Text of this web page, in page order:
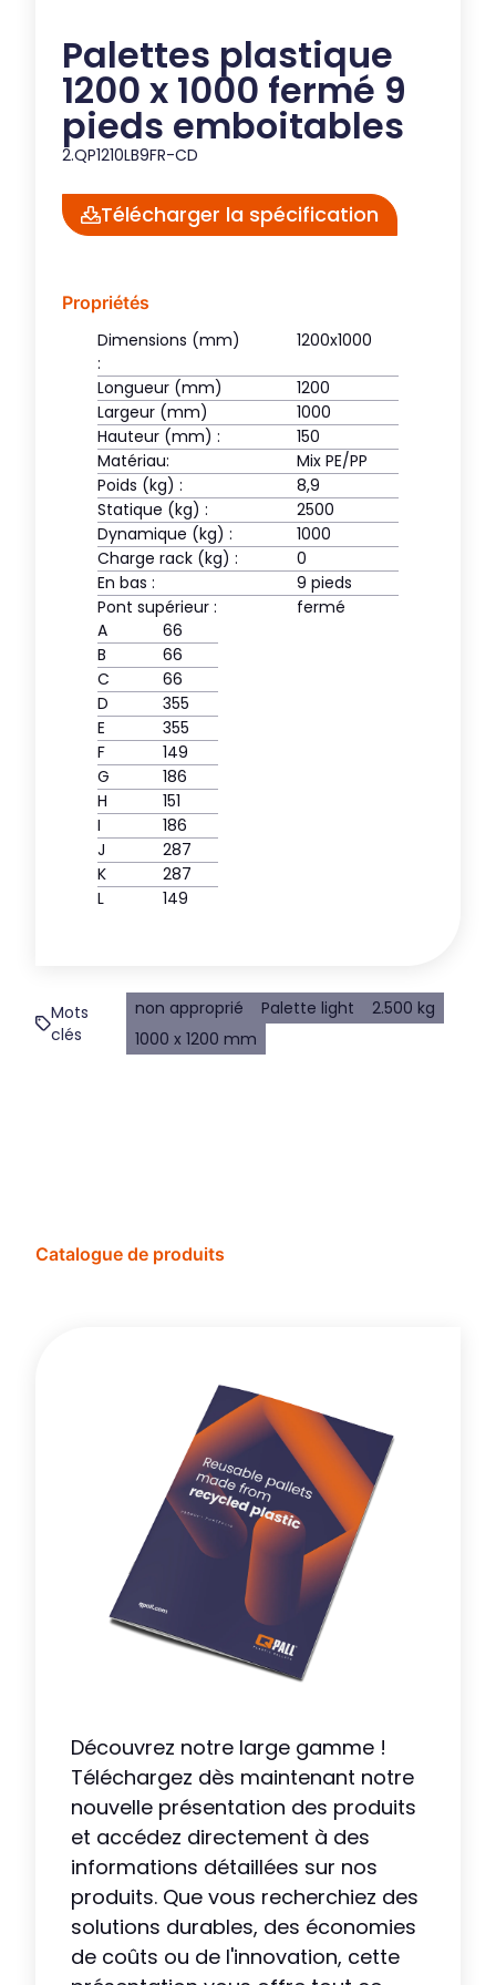
Palettes plastique
1200 x 1000 fermé 9
pieds emboitables
2.QP1210LB9FR-CD
Télécharger la spécification
Propriétés
Dimensions (mm)
:
1200x1000
Longueur (mm)
1200
Largeur (mm)
1000
Hauteur (mm) :
150
Matériau:
Mix PE/PP
Poids (kg) :
8,9
Statique (kg) :
2500
Dynamique (kg) :
1000
Charge rack (kg) :
0
En bas :
9 pieds
Pont supérieur :
fermé
A
66
B
66
C
66
D
355
E
355
F
149
G
186
H
151
I
186
J
287
K
287
L
149
Mots
clés
non approprié Palette light
2.500 kg
1000 x 1200 mm
Catalogue de produits
Découvrez notre large gamme !
Téléchargez dès maintenant notre
nouvelle présentation des produits
et accédez directement à des
informations détaillées sur nos
produits. Que vous recherchiez des
solutions durables, des économies
de coûts ou de l'innovation, cette